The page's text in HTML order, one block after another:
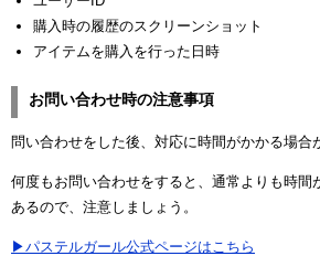
購入時の履歴のスクリーンショット
アイテムを購入を行った日時
お問い合わせ時の注意事項
問い合わせをした後、対応に時間がかかる場合
何度もお問い合わせをすると、通常よりも時間
あるので、注意しましょう。
▶パステルガール公式ページはこちら